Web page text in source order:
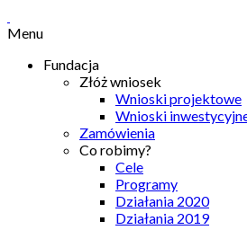
Menu
Fundacja
Złóż wniosek
Wnioski projektowe
Wnioski
Zamówienia
Co robimy?
Cele
Programy
Działania 2020
Działania 2019